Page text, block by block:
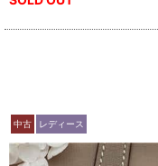
中古 レディース